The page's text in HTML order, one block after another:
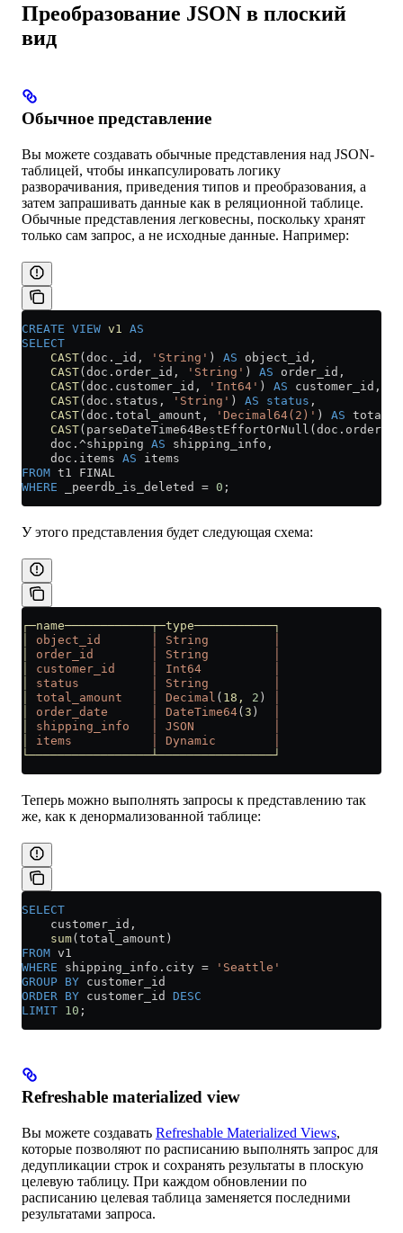
Преобразование JSON в плоский
вид
Обычное представление
Вы можете создавать обычные представления над JSON-
таблицей, чтобы инкапсулировать логику
разворачивания, приведения типов и преобразования, а
затем запрашивать данные как в реляционной таблице.
Обычные представления легковесны, поскольку хранят
только сам запрос, а не исходные данные. Например:
CREATE VIEW v1
AS
SELECT
    CAST
( doc . _id , 'String' ) AS object_id,
    CAST
( doc . order_id , 'String' ) AS order_id,
    CAST
( doc . customer_id , 'Int64' ) AS customer_id,
    CAST
( doc . status , 'String' ) AS status ,
    CAST
( doc . total_amount , 'Decimal64(2)' ) AS
    CAST
(parseDateTime64BestEffortOrNull( doc .
    doc.^shipping
AS shipping_info,
    doc
. items AS items
FROM t1 FINAL
WHERE _peerdb_is_deleted = 0 ;
У этого представления будет следующая схема:
┌─name────────────┬─type───────────┐
object_id String
order_id String
customer_id Int64
status String
total_amount Decimal ( 18, 2 )
order_date DateTime64( 3 )
shipping_info JSON
items Dynamic
└─────────────────┴────────────────┘
Теперь можно выполнять запросы к представлению так
же, как к денормализованной таблице:
SELECT
    customer_id,
    sum
(total_amount)
FROM v1
WHERE shipping_info . city = 'Seattle'
GROUP BY customer_id
ORDER BY customer_id DESC
LIMIT 10 ;
Refreshable materialized view
Вы можете создавать Refreshable Materialized Views,
которые позволяют по расписанию выполнять запрос для
дедупликации строк и сохранять результаты в плоскую
целевую таблицу. При каждом обновлении по
расписанию целевая таблица заменяется последними
результатами запроса.